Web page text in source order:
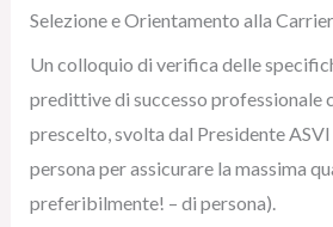
Selezione e Orientamento alla
Un colloquio di verifica delle
predittive di successo professionale
prescelto, svolta dal Presidente ASVI
persona per assicurare la massima
preferibilmente! – di persona).